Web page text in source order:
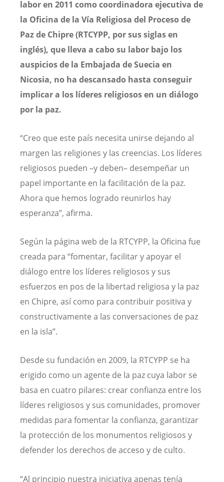
labor en 2011 como coordinadora ejecutiva de
la Oficina de la Vía Religiosa del Proceso de
Paz de Chipre (RTCYPP, por sus siglas en
inglés), que lleva a cabo su labor bajo los
auspicios de la Embajada de Suecia en
Nicosia, no ha descansado hasta conseguir
implicar a los líderes religiosos en un diálogo
por la paz.
“Creo que este país necesita unirse dejando al
margen las religiones y las creencias. Los líderes
religiosos pueden –y deben– desempeñar un
papel importante en la facilitación de la paz.
Ahora que hemos logrado reunirlos hay
esperanza”, afirma.
Según la página web de la RTCYPP, la Oficina fue
creada para “fomentar, facilitar y apoyar el
diálogo entre los líderes religiosos y sus
esfuerzos en pos de la libertad religiosa y la paz
en Chipre, así como para contribuir positiva y
constructivamente a las conversaciones de paz
en la isla”.
Desde su fundación en 2009, la RTCYPP se ha
erigido como un agente de la paz cuya labor se
basa en cuatro pilares: crear confianza entre los
líderes religiosos y sus comunidades, promover
medidas para fomentar la confianza, garantizar
la protección de los monumentos religiosos y
defender los derechos de acceso y de culto.
“Al principio nuestra iniciativa apenas tenía